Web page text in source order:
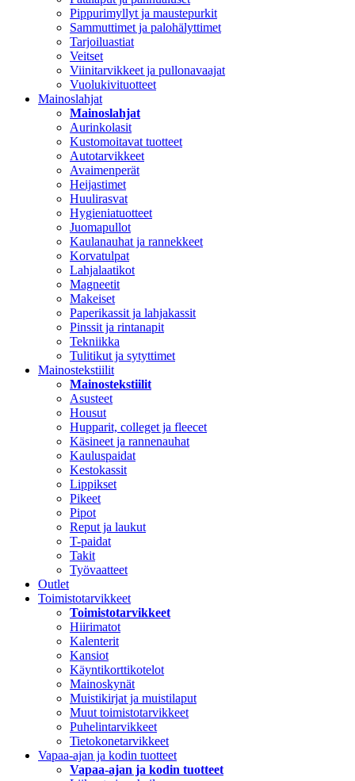
Pippurimyllyt ja maustepurkit
Sammuttimet ja palohälyttimet
Tarjoiluastiat
Veitset
Viinitarvikkeet ja pullonavaajat
Vuolukivituotteet
Mainoslahjat
Mainoslahjat
Aurinkolasit
Kustomoitavat tuotteet
Autotarvikkeet
Avaimenperät
Heijastimet
Huulirasvat
Hygieniatuotteet
Juomapullot
Kaulanauhat ja rannekkeet
Korvatulpat
Lahjalaatikot
Magneetit
Makeiset
Paperikassit ja lahjakassit
Pinssit ja rintanapit
Tekniikka
Tulitikut ja sytyttimet
Mainostekstiilit
Mainostekstiilit
Asusteet
Housut
Hupparit, colleget ja fleecet
Käsineet ja rannenauhat
Kauluspaidat
Kestokassit
Lippikset
Pikeet
Pipot
Reput ja laukut
T-paidat
Takit
Työvaatteet
Outlet
Toimistotarvikkeet
Toimistotarvikkeet
Hiirimatot
Kalenterit
Kansiot
Käyntikorttikotelot
Mainoskynät
Muistikirjat ja muistilaput
Muut toimistotarvikkeet
Puhelintarvikkeet
Tietokonetarvikkeet
Vapaa-ajan ja kodin tuotteet
Vapaa-ajan ja kodin tuotteet